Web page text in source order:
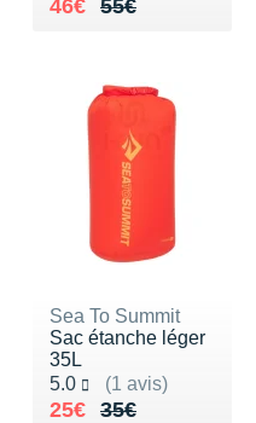
55€
Au lieu de 55€
46€
Vendu 46€
Sea To Summit
Sac étanche léger
35L
5.0
(1 avis)
Noté 5.0 sur 5
35€
Au lieu de 35€
25€
Vendu 25€